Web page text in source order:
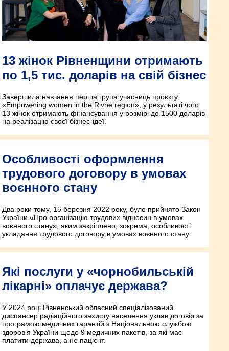
13 жінок Рівненщини отримають
по 1,5 тис. доларів на свій бізнес
Завершила навчання перша група учасниць проєкту
«Empowering women in the Rivne region», у результаті чого
13 жінок отримають фінансування у розмірі до 1500 доларів
на реалізацію своєї бізнес-ідеї.
Особливості оформлення
трудового договору в умовах
воєнного стану
Два роки тому, 15 березня 2022 року, було прийнято Закон
України «Про організацію трудових відносин в умовах
воєнного стану», яким закріплено, зокрема, особливості
укладання трудового договору в умовах воєнного стану.
Які послуги у «чорнобильській
лікарні» оплачує держава?
У 2024 році Рівненський обласний спеціалізований
диспансер радіаційного захисту населення уклав договір за
програмою медичних гарантій з Національною службою
здоров’я України щодо 9 медичних пакетів, за які має
платити держава, а не пацієнт.